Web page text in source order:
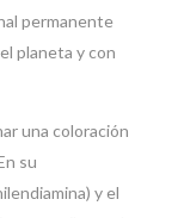
permanente
planeta y con
una coloración
su
y el